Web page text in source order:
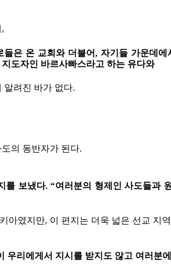
들은 온 교회와 더불어, 자기들 가운데
도자인 바르사빠스라고 하는 유다와
알려진 바가 없다.
의 동반자가 된다.
를 보냈다. “여러분의 형제인 사도들과
아였지만, 이 편지는 더욱 넓은 선교 지
우리에게서 지시를 받지도 않고 여러분